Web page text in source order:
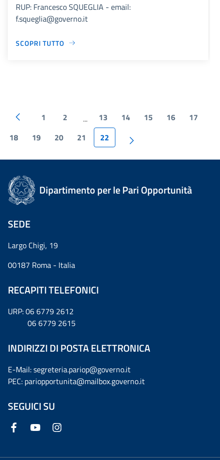
RUP: Francesco SQUEGLIA - email:
f.squeglia@governo.it
SCOPRI TUTTO
1 2 ... 13 14 15 16
17
18
19 20 21 22
Dipartimento per le Pari Opportunità
SEDE
Largo Chigi, 19
00187 Roma - Italia
RECAPITI TELEFONICI
URP: 06 6779 2612
06 6779 2615
INDIRIZZI DI POSTA ELETTRONICA
E-Mail: segreteria.pariop@governo.it
PEC: pariopportunita@mailbox.governo.it
SEGUICI SU